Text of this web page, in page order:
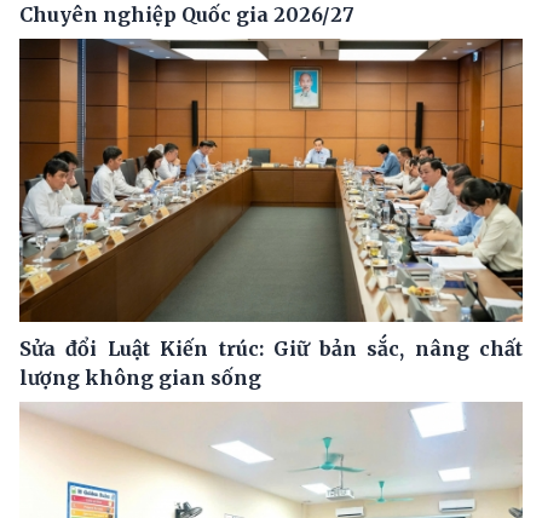
Chuyên nghiệp Quốc gia 2026/27
Sửa đổi Luật Kiến trúc: Giữ bản sắc, nâng chất
lượng không gian sống